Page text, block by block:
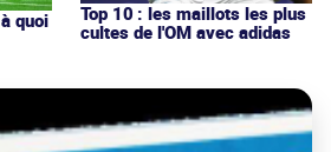
quoi
Top 10 : les maillots les plus
cultes de l'OM avec adidas